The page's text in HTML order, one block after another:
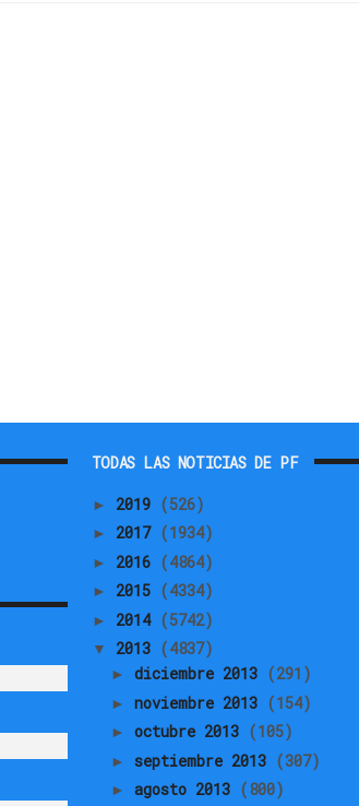
TODAS LAS NOTICIAS DE PF
► 2019 (526)
► 2017 (1934)
► 2016 (4864)
► 2015 (4334)
► 2014 (5742)
▼ 2013 (4837)
► diciembre 2013 (291)
► noviembre 2013 (154)
► octubre 2013 (105)
► septiembre 2013 (307)
► agosto 2013 (800)